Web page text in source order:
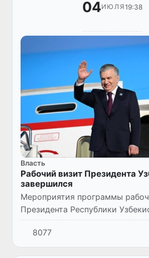
04ИЮЛЯ19:38
Власть
Рабочий визит Президента
завершился
Мероприятия программы
Президента Республики
Мирзиёева в Астану
8077